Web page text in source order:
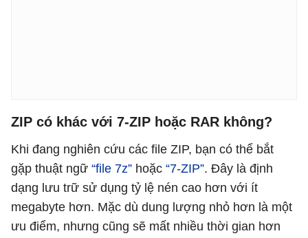
ZIP có khác với 7-ZIP hoặc RAR không?
Khi đang nghiên cứu các file ZIP, bạn có thể bắt
gặp thuật ngữ “file 7z” hoặc “7-ZIP”. Đây là định
dạng lưu trữ sử dụng tỷ lệ nén cao hơn với ít
megabyte hơn. Mặc dù dung lượng nhỏ hơn là một
ưu điểm, nhưng cũng sẽ mất nhiều thời gian hơn